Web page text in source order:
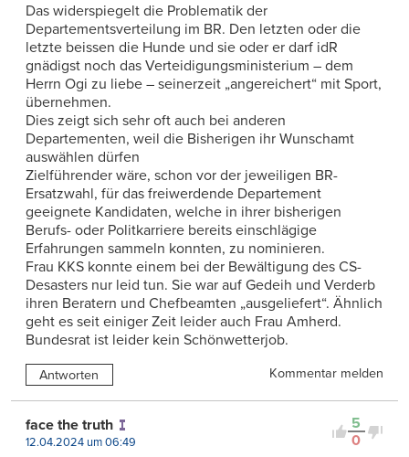
Das widerspiegelt die Problematik der
Departementsverteilung im BR. Den letzten oder die
letzte beissen die Hunde und sie oder er darf idR
gnädigst noch das Verteidigungsministerium – dem
Herrn Ogi zu liebe – seinerzeit „angereichert“ mit Sport,
übernehmen.
Dies zeigt sich sehr oft auch bei anderen
Departementen, weil die Bisherigen ihr Wunschamt
auswählen dürfen
Zielführender wäre, schon vor der jeweiligen BR-
Ersatzwahl, für das freiwerdende Departement
geeignete Kandidaten, welche in ihrer bisherigen
Berufs- oder Politkarriere bereits einschlägige
Erfahrungen sammeln konnten, zu nominieren.
Frau KKS konnte einem bei der Bewältigung des CS-
Desasters nur leid tun. Sie war auf Gedeih und Verderb
ihren Beratern und Chefbeamten „ausgeliefert“. Ähnlich
geht es seit einiger Zeit leider auch Frau Amherd.
Bundesrat ist leider kein Schönwetterjob.
Antworten Kommentar melden
5
0
face the truth
12.04.2024 um 06:49